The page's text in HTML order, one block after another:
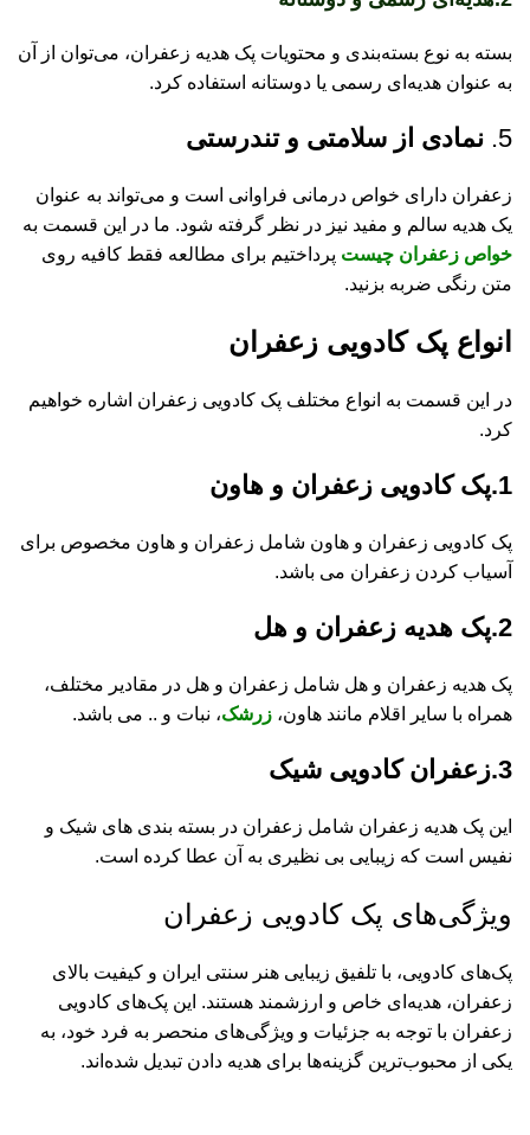
بسته به نوع بسته‌بندی و محتویات پک هدیه زعفران، می‌توان از آن
به عنوان هدیه‌ای رسمی یا دوستانه استفاده کرد.
5. نمادی از سلامتی و تندرستی
زعفران دارای خواص درمانی فراوانی است و می‌تواند به عنوان
یک هدیه سالم و مفید نیز در نظر گرفته شود. ما در این قسمت به
خواص زعفران چیست پرداختیم برای مطالعه فقط کافیه روی
متن رنگی ضربه بزنید.
انواع پک کادویی زعفران
در این قسمت به انواع مختلف پک کادویی زعفران اشاره خواهیم
کرد.
1.پک کادویی زعفران و هاون
پک کادویی زعفران و هاون شامل زعفران و هاون مخصوص برای
آسیاب کردن زعفران می باشد.
2.پک هدیه زعفران و هل
پک هدیه زعفران و هل شامل زعفران و هل در مقادیر مختلف،
همراه با سایر اقلام مانند هاون، زرشک، نبات و .. می باشد.
3.زعفران کادویی شیک
این پک هدیه زعفران شامل زعفران در بسته بندی های شیک و
نفیس است که زیبایی بی نظیری به آن عطا کرده است.
ویژگی‌های پک کادویی زعفران
پک‌های کادویی، با تلفیق زیبایی هنر سنتی ایران و کیفیت بالای
زعفران، هدیه‌ای خاص و ارزشمند هستند. این پک‌های کادویی
زعفران با توجه به جزئیات و ویژگی‌های منحصر به فرد خود، به
یکی از محبوب‌ترین گزینه‌ها برای هدیه دادن تبدیل شده‌اند.